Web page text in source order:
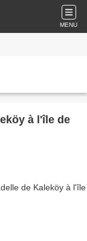
MENU
à l'île de